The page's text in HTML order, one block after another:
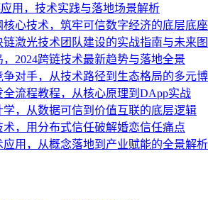
用，技术实践与落地场景解析
心技术，筑牢可信数字经济的底层底座
激光技术团队建设的实战指南与未来
2024跨链技术最新趋势与落地全景
争对手，从技术路径到生态格局的多元
全流程教程，从核心原理到DApp实战
学，从数据可信到价值互联的底层逻辑
术，用分布式信任破解婚恋信任痛点
应用，从概念落地到产业赋能的全景解析